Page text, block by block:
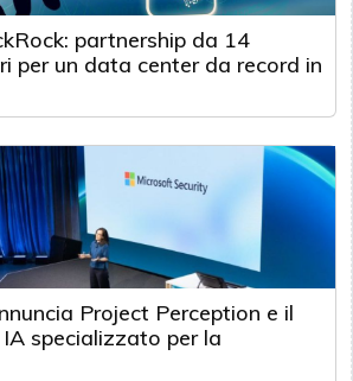
partnership da 14
per un data center da record in
Project Perception e il
specializzato per la